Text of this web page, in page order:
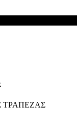
ΤΡΑΠΕΖΑΣ